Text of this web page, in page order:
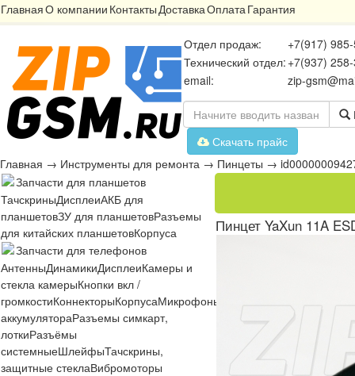
ГлавнаяО компании КонтактыДоставкаОплатаГарантия
Отдел продаж:
+7(917)
Технический отдел: +7(937)
email:
zip-
Скачать прайс
Главная → Инструменты для ремонта → Пинцеты →
Запчасти для планшетов
ТачскриныДисплеиАКБ для
планшетовЗУ для планшетовРазъемы
для китайских планшетовКорпуса
Запчасти для телефонов
АнтенныДинамикиДисплеиКамеры и
стекла камерыКнопки вкл /
громкостиКоннекторыКорпусаМикрофоны
аккумулятораРазъемы симкарт,
лоткиРазъёмы
системныеШлейфыТачскрины,
защитные стеклаВибромоторы
Пинцет YaXun 11A